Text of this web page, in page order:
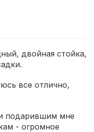
двойная стойка,
все отлично,
подарившим мне
- огромное